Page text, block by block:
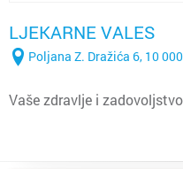
LJEKARNE VALES
Poljana Z. Dražića 6, 10
Vaše zdravlje i